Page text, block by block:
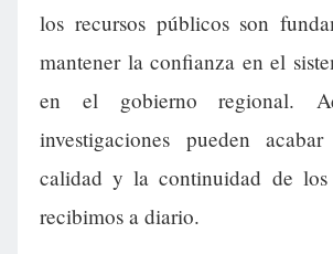
los recursos públicos son
mantener la confianza en el
en el gobierno regional.
investigaciones pueden
calidad y la continuidad de los
recibimos a diario.